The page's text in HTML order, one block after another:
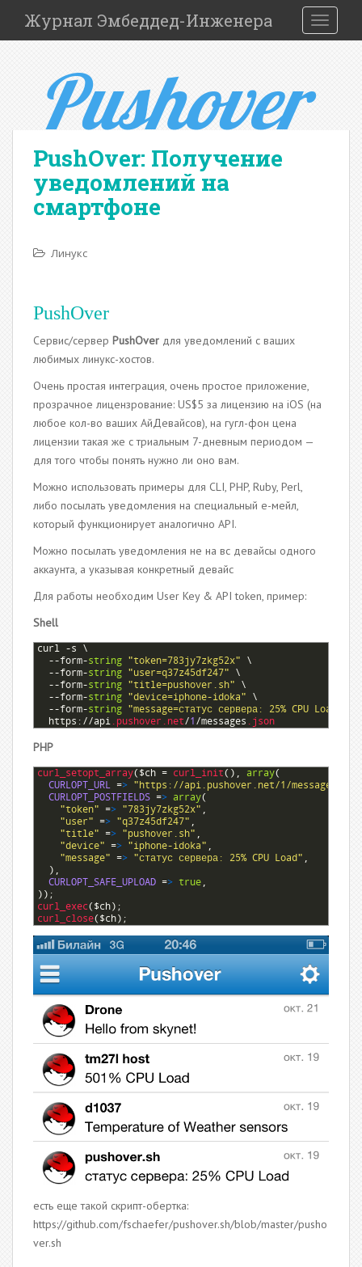
i
Журнал Эмбеддед-Инженера
PushOver: Получение
уведомлений на
смартфоне
Линукс
PushOver
Сервис/сервер PushOver для уведомлений с ваших
любимых линукс-хостов.
Очень простая интеграция, очень простое приложение,
прозрачное лицензрование: US$5 за лицензию на iOS (на
любое кол-во ваших АйДевайсов), на гугл-фон цена
лицензии такая же с триальным 7-дневным периодом —
для того чтобы понять нужно ли оно вам.
Можно использовать примеры для CLI, PHP, Ruby, Perl,
либо посылать уведомления на специальный е-мейл,
который функционирует аналогично API.
Можно посылать уведомления не на вс девайсы одного
аккаунта, а указывая конкретный девайс
Для работы необходим User Key & API token, пример:
Shell
curl -s
\
--form-string "token=783jy7zkg52x"
\
--form-string "user=q37z45df247"
\
--form-string "title=pushover.sh"
\
--form-string "device=iphone-idoka"
\
--form-string "message=статус сервера: 25% CPU Load"
https : //api.pushover .net/1 /messages .json
PHP
curl_setopt_array( $ch = curl_init( ) , array(
CURLOPT_URL => "https://api.pushover.net/1/
CURLOPT_POSTFIELDS => array(
"token"
=> "783jy7zkg52x" ,
"user"
=> "q37z45df247" ,
"title"
=> "pushover.sh" ,
"device"
=> "iphone-idoka" ,
"message"
=> "статус сервера: 25% CPU Load" ,
) ,
CURLOPT_SAFE_UPLOAD => true ,
) ) ;
curl_exec( $ch) ;
curl_close( $ch) ;
есть еще такой скрипт-обертка:
https://github.com/fschaefer/pushover.sh/blob/master/pusho
ver.sh